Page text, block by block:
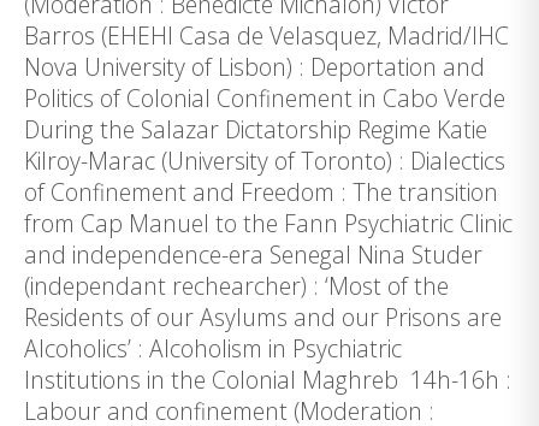
Barros (EHEHI Casa de Velasquez, Madrid/IHC
Nova University of Lisbon) : Deportation and
Politics of Colonial Confinement in Cabo Verde
During the Salazar Dictatorship Regime Katie
Kilroy-Marac (University of Toronto) : Dialectics
of Confinement and Freedom : The transition
from Cap Manuel to the Fann Psychiatric Clinic
and independence-era Senegal Nina Studer
(independant rechearcher) : ‘Most of the
Residents of our Asylums and our Prisons are
Alcoholics’ : Alcoholism in Psychiatric
Institutions in the Colonial Maghreb 14h-16h :
Labour and confinement (Moderation :